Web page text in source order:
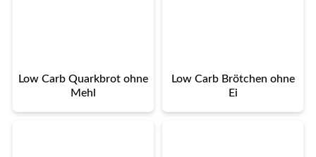
Low Carb Quarkbrot ohne
Mehl
Low Carb Brötchen ohne
Ei